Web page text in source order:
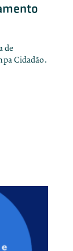
de
Cidadão.